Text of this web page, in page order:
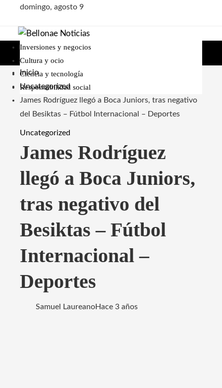
domingo, agosto 9
Inversiones y negocios
Cultura y ocio
Ciencia y tecnología
Responsabilidad social
Inicio
Uncategorized
James Rodríguez llegó a Boca Juniors, tras negativo
del Besiktas – Fútbol Internacional – Deportes
Uncategorized
James Rodríguez
llegó a Boca Juniors,
tras negativo del
Besiktas – Fútbol
Internacional –
Deportes
Samuel LaureanoHace 3 años